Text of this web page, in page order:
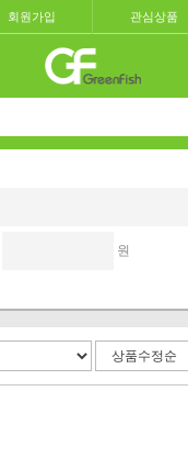
회원가입 관심상품
원